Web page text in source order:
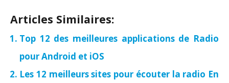
Articles Similaires:
Top 12 des meilleures applications de Radio
pour Android et iOS
Les 12 meilleurs sites pour écouter la radio En